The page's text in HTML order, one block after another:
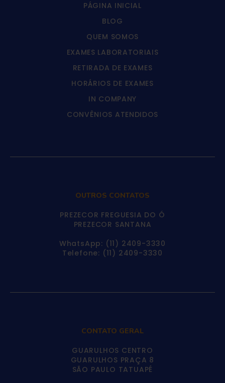
CONTATO GERAL
GUARULHOS CENTRO
GUARULHOS PRAÇA 8
SÃO PAULO TATUAPÉ
OUTROS CONTATOS
PREZECOR FREGUESIA DO Ó
PREZECOR SANTANA
WhatsApp: (11) 2409-3330
Telefone: (11) 2409-3330
PÁGINA INICIAL
BLOG
QUEM SOMOS
EXAMES LABORATORIAIS
RETIRADA DE EXAMES
HORÁRIOS DE EXAMES
IN COMPANY
CONVÊNIOS ATENDIDOS